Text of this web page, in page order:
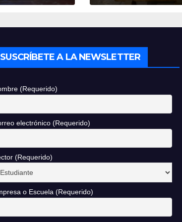
del
SUSCRÍBETE A LA NEWSLETTER
(Requerido)
electrónico (Requerido)
(Requerido)
o Escuela (Requerido)